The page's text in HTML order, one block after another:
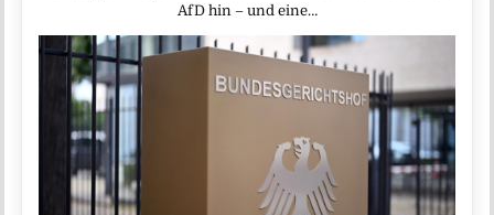
AfD hin – und eine…